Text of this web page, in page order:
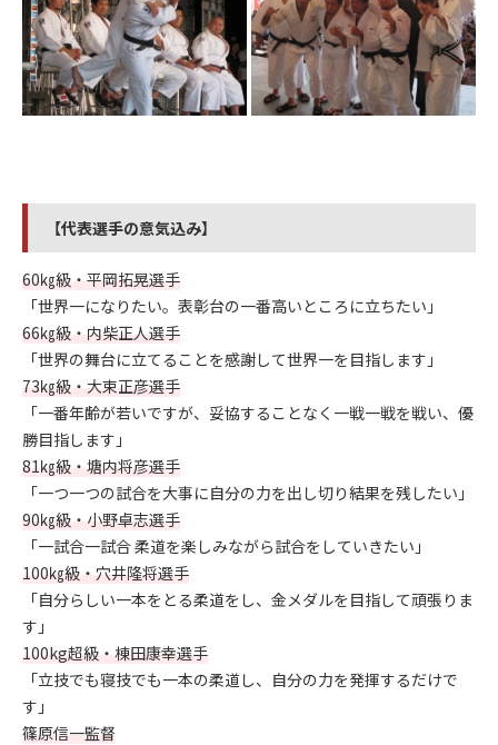
【代表選手の意気込み】
60㎏級・平岡拓晃選手
「世界一になりたい。表彰台の一番高いところに立ちたい」
66㎏級・内柴正人選手
「世界の舞台に立てることを感謝して世界一を目指します」
73㎏級・大束正彦選手
「一番年齢が若いですが、妥協することなく一戦一戦を戦い、優
勝目指します」
81㎏級・塘内将彦選手
「一つ一つの試合を大事に自分の力を出し切り結果を残したい」
90㎏級・小野卓志選手
「一試合一試合 柔道を楽しみながら試合をしていきたい」
100㎏級・穴井隆将選手
「自分らしい一本をとる柔道をし、金メダルを目指して頑張りま
す」
100kg超級・棟田康幸選手
「立技でも寝技でも一本の柔道し、自分の力を発揮するだけで
す」
篠原信一監督